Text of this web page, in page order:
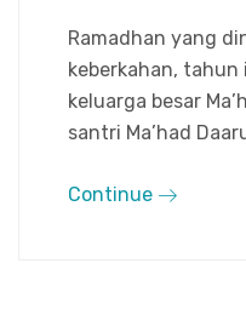
Ramadhan yang
keberkahan, tahun
keluarga besar
santri Ma’had
Continue